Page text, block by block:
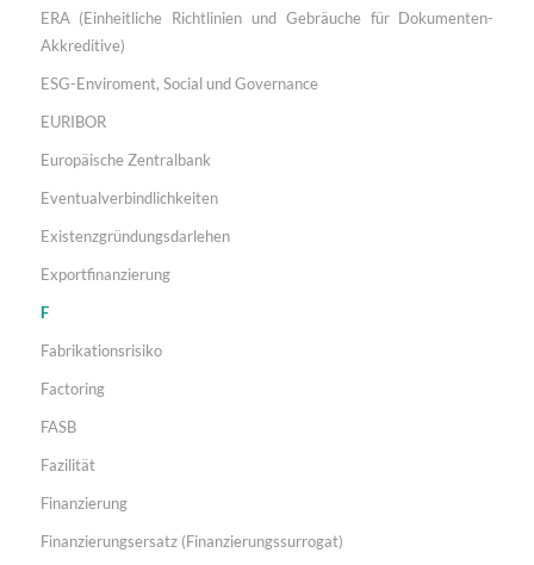
ERA (Einheitliche Richtlinien und Gebräuche für Dokumenten-
Akkreditive)
ESG-Enviroment, Social und Governance
EURIBOR
Europäische Zentralbank
Eventualverbindlichkeiten
Existenzgründungsdarlehen
Exportfinanzierung
F
Fabrikationsrisiko
Factoring
FASB
Fazilität
Finanzierung
Finanzierungsersatz (Finanzierungssurrogat)